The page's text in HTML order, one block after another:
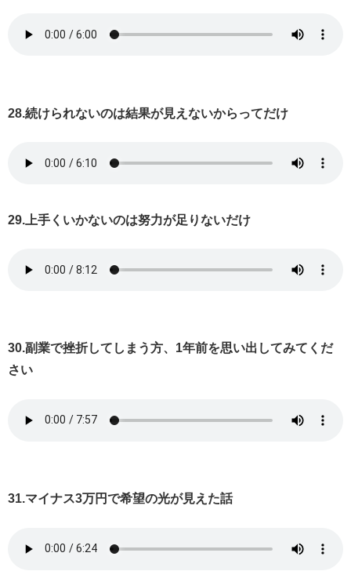
28.続けられないのは結果が見えないからってだけ
29.上手くいかないのは努力が足りないだけ
30.副業で挫折してしまう方、1年前を思い出してみてくだ
さい
31.マイナス3万円で希望の光が見えた話